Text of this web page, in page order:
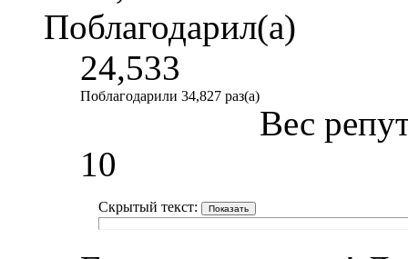
Поблагодарил(а)
24,533
Поблагодарили 34,827 раз(а)
Вес
10
Скрытый текст: